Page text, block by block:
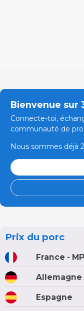
Bienvenue sur
Connecte-toi,
communauté de
Nous sommes déjà
Prix du porc
France -
Allemagne
Espagne